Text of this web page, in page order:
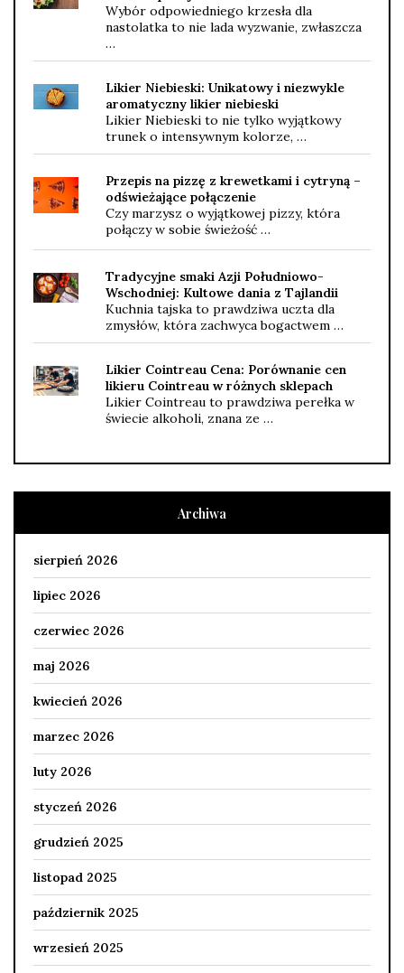
Wybór odpowiedniego krzesła dla
nastolatka to nie lada wyzwanie, zwłaszcza
…
Likier Niebieski: Unikatowy i niezwykle
aromatyczny likier niebieski
Likier Niebieski to nie tylko wyjątkowy
trunek o intensywnym kolorze, …
Przepis na pizzę z krewetkami i cytryną –
odświeżające połączenie
Czy marzysz o wyjątkowej pizzy, która
połączy w sobie świeżość …
Tradycyjne smaki Azji Południowo-
Wschodniej: Kultowe dania z Tajlandii
Kuchnia tajska to prawdziwa uczta dla
zmysłów, która zachwyca bogactwem …
Likier Cointreau Cena: Porównanie cen
likieru Cointreau w różnych sklepach
Likier Cointreau to prawdziwa perełka w
świecie alkoholi, znana ze …
Archiwa
sierpień 2026
lipiec 2026
czerwiec 2026
maj 2026
kwiecień 2026
marzec 2026
luty 2026
styczeń 2026
grudzień 2025
listopad 2025
październik 2025
wrzesień 2025